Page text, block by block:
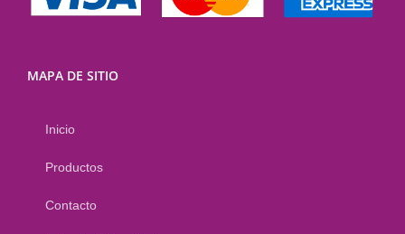
MAPA DE SITIO
Inicio
Productos
Contacto